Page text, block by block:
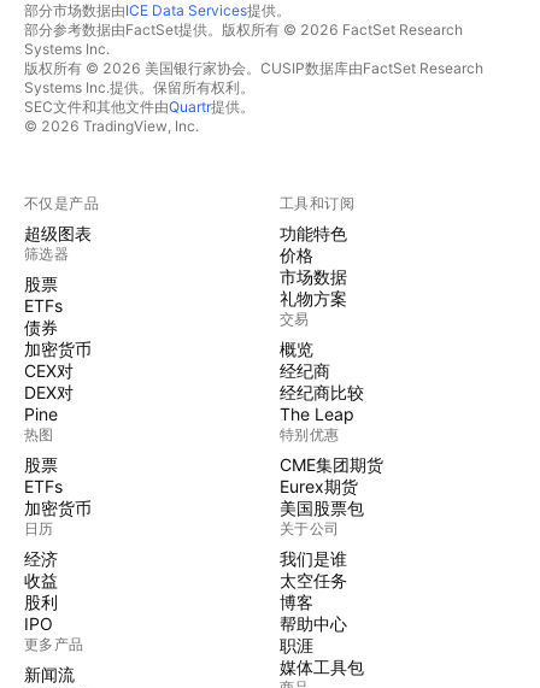
部分市场数据由ICE Data Services提供。
部分参考数据由FactSet提供。版权所有 © 2026 FactSet Research
Systems Inc.
版权所有 © 2026 美国银行家协会。CUSIP数据库由FactSet Research
Systems Inc.提供。保留所有权利。
SEC文件和其他文件由Quartr提供。
© 2026 TradingView, Inc.
不仅是产品
超级图表
筛选器
股票
ETFs
债券
加密货币
CEX对
DEX对
Pine
热图
股票
ETFs
加密货币
日历
经济
收益
股利
IPO
更多产品
新闻流
工具和订阅
功能特色
价格
市场数据
礼物方案
交易
概览
经纪商
经纪商比较
The Leap
特别优惠
CME集团期货
Eurex期货
美国股票包
关于公司
我们是谁
太空任务
博客
帮助中心
职涯
媒体工具包